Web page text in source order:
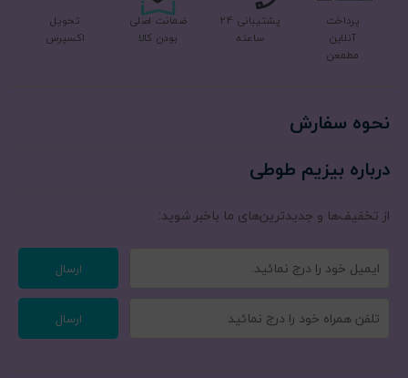
پرداخت
آنلاین
مطمعن
پشتیبانی 24
ساعته
ضمانت اصلی
بودن کالا
تحویل
اکسپرس
نحوه سفارش
درباره بیزیم طوطی
از تخفیف‌ها و جدیدترین‌های ما‌ باخبر شوید:
ارسال
ارسال